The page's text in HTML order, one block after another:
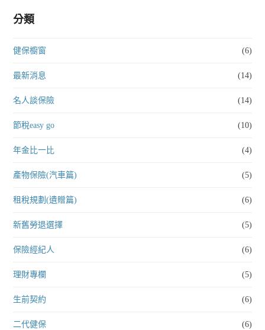
分類
健保櫥窗 (6)
最新消息 (14)
名人談保險 (14)
節稅easy go (10)
年金比一比 (4)
產物保險(汽車篇) (5)
租稅規劃(遺贈篇) (6)
新舊勞退選擇 (5)
保險經紀人 (6)
理財專欄 (5)
生前契約 (6)
二代健保 (6)